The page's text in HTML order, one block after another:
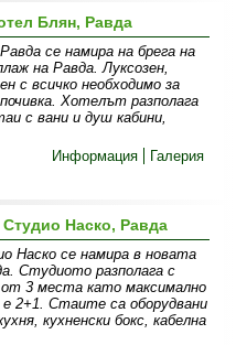
Блян, Равда
се намира на брега на
на Равда. Луксозен,
с всичко необходимо за
Хотелът разполага
с вани и душ кабини,
Информация
Галерия
Студио Наско, Равда
Наско се намира в новата
Студиото разполага с
от 3 места като максимално
е 2+1. Стаите са оборудвани
кухненски бокс, кабелна